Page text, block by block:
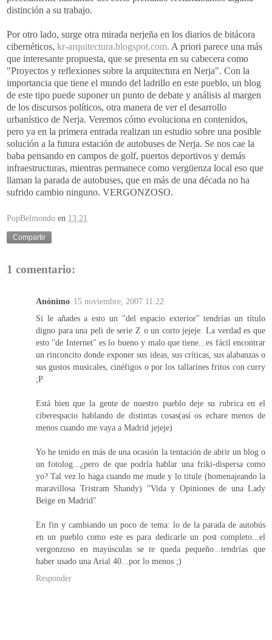
distinción a su trabajo.
Por otro lado, surge otra mirada nerjeña en los diarios de bitácora
cibernéticos, kr-arquitectura.blogspot.com. A priori parece una más
que interesante propuesta, que se presenta en su cabecera como
"Proyectos y reflexiones sobre la arquitectura en Nerja". Con la
importancia que tiene el mundo del ladrillo en este pueblo, un blog
de este tipo puede suponer un punto de debate y análisis al margen
de los discursos políticos, otra manera de ver el desarrollo
urbanístico de Nerja. Veremos cómo evoluciona en contenidos,
pero ya en la primera entrada realizan un estudio sobre una posible
solución a la futura estación de autobuses de Nerja. Se nos cae la
baba pensando en campos de golf, puertos deportivos y demás
infraestructuras, mientras permanece como vergüenza local eso que
llaman la parada de autobuses, que en más de una década no ha
sufrido cambio ninguno. VERGONZOSO.
PopBelmondo en 13:21
Compartir
1 comentario:
Anónimo 15 noviembre, 2007 11:22
Si le añades a esto un "del espacio exterior" tendrías un título
digno para una peli de serie Z o un corto jejeje. La verdad es que
esto "de Internet" es lo bueno y malo que tiene...es fácil encontrar
un rinconcito donde exponer sus ideas, sus críticas, sus alabanzas o
sus gustos musicales, cinéfigos o por los tallarines fritos con curry
;P
Está bien que la gente de nuestro pueblo deje su rubrica en el
ciberespacio hablando de distintas cosas(así os echare menos de
menos cuando me vaya a Madrid jejeje)
Yo he tenido en más de una ocasión la tentación de abrir un blog o
un fotolog...¿pero de que podría hablar una friki-dispersa como
yo? Tal vez lo haga cuando me mude y lo titule (homenajeando la
maravillosa Tristram Shandy) "Vida y Opiniones de una Lady
Beige en Madrid"
En fin y cambiando un poco de tema: lo de la parada de autobús
en un pueblo como este es para dedicarle un post completo...el
vergonzoso en mayúsculas se te queda pequeño...tendrías que
haber usado una Arial 40...por lo menos ;)
Responder